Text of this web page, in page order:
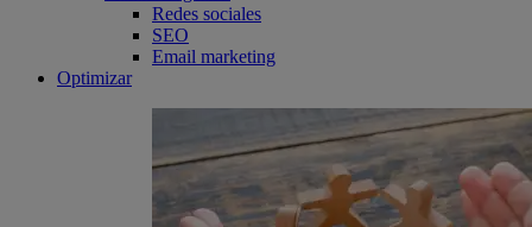
Redes sociales
SEO
Email marketing
Optimizar